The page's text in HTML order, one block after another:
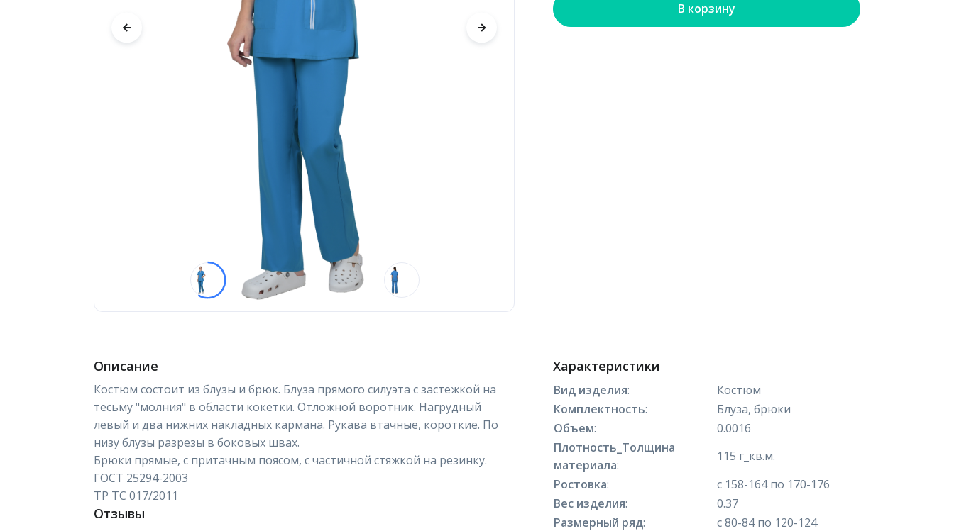
В корзину
Описание
Костюм состоит из блузы и брюк. Блуза прямого силуэта с застежкой на
тесьму "молния" в области кокетки. Отложной воротник. Нагрудный
левый и два нижних накладных кармана. Рукава втачные, короткие. По
низу блузы разрезы в боковых швах.
Брюки прямые, с притачным поясом, с частичной стяжкой на резинку.
ГОСТ 25294-2003
ТР ТС 017/2011
Отзывы
Характеристики
Вид изделия:
Костюм
Комплектность:
Блуза, брюки
Объем:
0.0016
Плотность_Толщина
материала:
115 г_кв.м.
Ростовка:
с 158-164 по 170-176
Вес изделия:
0.37
Размерный ряд:
с 80-84 по 120-124